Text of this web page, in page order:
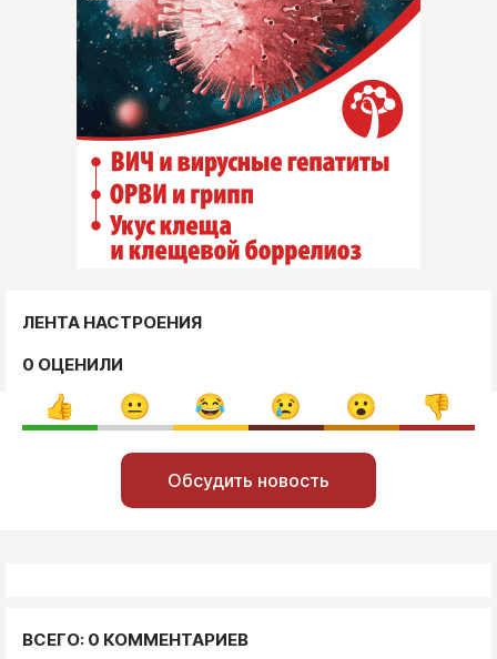
ЛЕНТА НАСТРОЕНИЯ
0 ОЦЕНИЛИ
Обсудить новость
ВСЕГО: 0 КОММЕНТАРИЕВ